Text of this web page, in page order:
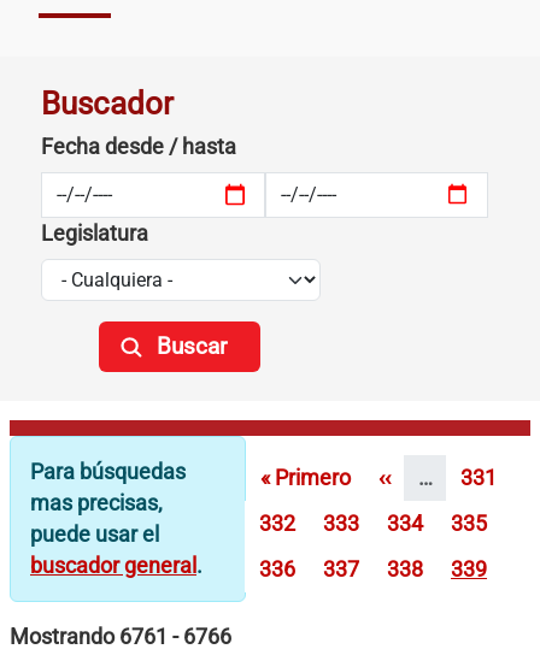
Buscador
Fecha desde / hasta
Legislatura
Para búsquedas
mas precisas,
puede usar el
buscador general .
Mostrando 6761 - 6766
Paginación
Primera página
« Primero Página anterior
‹‹ … Página
331
Página
332 Página
333 Página
334 Página
335
Página
336 Página
337 Página
338 Página
339